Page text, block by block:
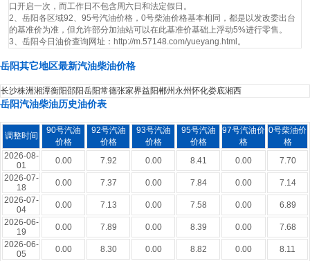
口开启一次，而工作日不包含周六日和法定假日。
2、岳阳各区域92、95号汽油价格，0号柴油价格基本相同，都是以发改委出台
的基准价为准，但允许部分加油站可以在此基准价基础上浮动5%进行零售。
3、岳阳今日油价查询网址：http://m.57148.com/yueyang.html。
岳阳其它地区最新汽油柴油价格
长沙株洲湘潭衡阳邵阳岳阳常德张家界益阳郴州永州怀化娄底湘西
岳阳汽油柴油历史油价表
调整时间
90号汽油
价格
92号汽油
价格
93号汽油
价格
95号汽油
价格
97号汽油价
格
0号柴油价
格
2026-08-
01
0.00 7.92 0.00 8.41 0.00
7.70
2026-07-
18
0.00 7.37 0.00 7.84 0.00
7.14
2026-07-
04
0.00 7.13 0.00 7.58 0.00
6.89
2026-06-
19
0.00 7.89 0.00 8.39 0.00
7.68
2026-06-
05
0.00 8.30 0.00 8.82 0.00
8.11